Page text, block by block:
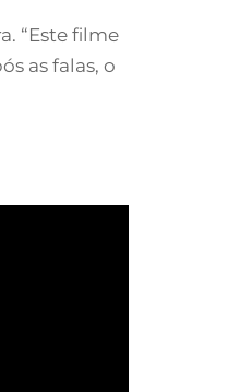
“Este filme
as falas, o